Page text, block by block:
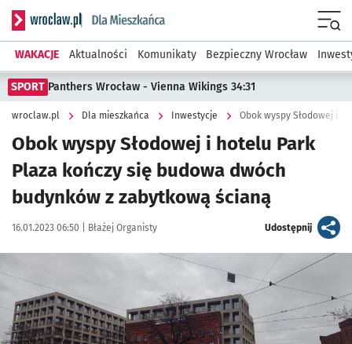
Serwis informacyjny wroclaw.pl podserwis: Dla mieszkańca
WAKACJE Aktualności Komunikaty Bezpieczny Wrocław
SPORT Panthers Wrocław - Vienna Wikings 34:31
wroclaw.pl Dla mieszkańca Inwestycje
Obok wyspy Słodowej i hotelu Park
Plaza kończy się budowa dwóch
budynków z zabytkową ścianą
Data publikacji:
16.01.2023 06:50 | Autor:
Błażej Organisty Udostępnijartykuł